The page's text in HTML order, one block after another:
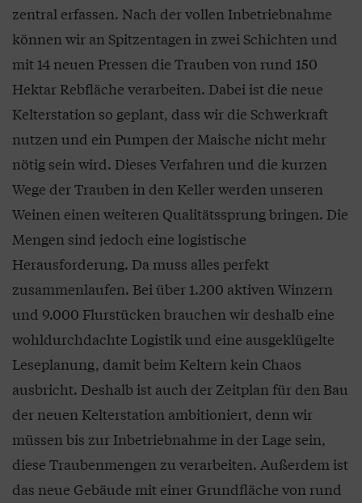
zentral erfassen. Nach der vollen Inbetriebnahme
können wir an Spitzentagen in zwei Schichten und
mit 14 neuen Pressen die Trauben von rund 150
Hektar Rebfläche verarbeiten. Dabei ist die neue
Kelterstation so geplant, dass wir die Schwerkraft
nutzen und ein Pumpen der Maische nicht mehr
nötig sein wird. Dieses Verfahren und die kurzen
Wege der Trauben in den Keller werden unseren
Weinen einen weiteren Qualitätssprung bringen. Die
Mengen sind jedoch eine logistische
Herausforderung. Da muss alles perfekt
zusammenlaufen. Bei über 1.200 aktiven Winzern
und 9.000 Flurstücken brauchen wir deshalb eine
wohldurchdachte Logistik und eine ausgeklügelte
Leseplanung, damit beim Keltern kein Chaos
ausbricht. Deshalb ist auch der Zeitplan für den Bau
der neuen Kelterstation ambitioniert, denn wir
müssen bis zur Inbetriebnahme in der Lage sein,
diese Traubenmengen zu verarbeiten. Außerdem ist
das neue Gebäude mit einer Grundfläche von rund